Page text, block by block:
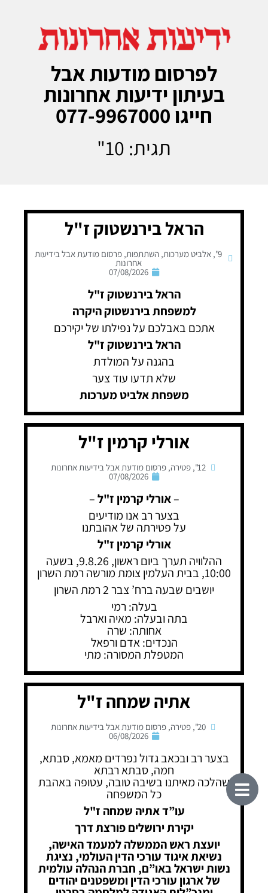
לפרסום מודעות אבל
בעיתון ידיעות אחרונות
חייגו 077-9967000
תגית: 10"
הראל בירנשטוק ז"ל
9"
, אלביט מערכות, השתתפות, פרסום מודעת אבל בידיעות
אחרונות
07/08/2026
הראל בירנשטוק ז"ל
למשפחת בירנשטוק היקרה
אתכם באבלכם על נפילתו של יקירכם
הראל בירנשטוק ז"ל
בהגנה על המולדת
שלא תדעו עוד צער
משפחת אלביט מערכות
אורלי קרמין ז"ל
12"
, פטירה, פרסום מודעת אבל בידיעות אחרונות
07/08/2026
–אורלי קרמין ז"ל–
בצער רב אנו מודיעים
על פטירתה של אהובתנו
אורלי קרמין ז"ל
ההלוויה תערך ביום ראשון, 9.8.26, בשעה
10:00, בבית העלמין צומת מורשה רמת השרון
יושבים שבעה ברח’ צבר 2 רמת השרון
בעלה: רמי
בתה ובעלה: מאיה וארבל
אחותה: שרה
הנכדים: אדם ורפאל
המטפלת המסורה: מתי
אתיה שמחה ז"ל
20"
, פטירה, פרסום מודעת אבל בידיעות אחרונות
06/08/2026
בצער רב ובכאב גדול נפרדים מאמא, סבתא,
חמה, סבתא רבתא
שהלכה מאיתנו בשיבה טובה, עטופה באהבת
כל המשפחה
עו”ד אתיה שמחה ז"ל
יקירת ירושלים פורצת דרך
יועצת ראש הממשלה למעמד האישה,
נשיאת איגוד עורכי הדין העולמי, נציגת
נשות ישראל באו”ם, חברת הנהלה עולמית
של ארגון עורכי הדין ומשפטנים יהודים